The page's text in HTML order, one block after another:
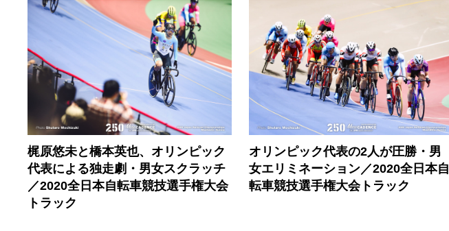
梶原悠未と橋本英也、オリンピック
代表による独走劇・男女スクラッチ
／2020全日本自転車競技選手権大会
トラック
オリンピック代表の2人が圧勝・男
女エリミネーション／2020全日本自
転車競技選手権大会トラック